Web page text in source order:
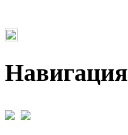
Навигация